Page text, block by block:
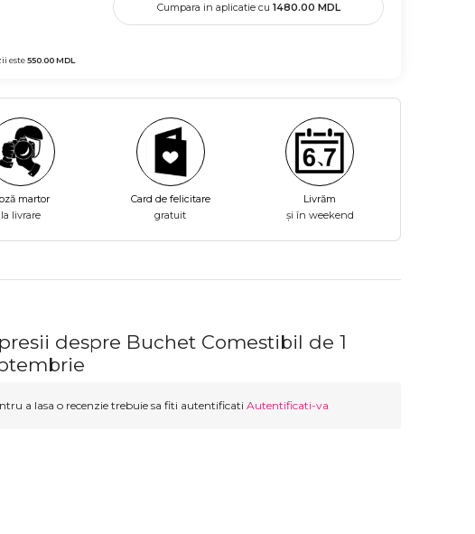
este550.00MDL
Cumpara in aplicatie cu 1480.00 MDL
martor
la livrare
Card de felicitare
gratuit
Livrăm
și în weekend
despre Buchet Comestibil de 1
a lasa o recenzie trebuie sa fiti autentificati Autentificati-va